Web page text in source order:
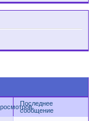
Последнее
сообщение